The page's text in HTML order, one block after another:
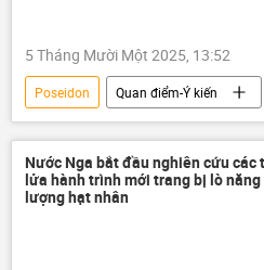
5 Tháng Mười Một 2025, 13:52
Poseidon Quan điểm-Ý kiến
Burevestnik
Nga
Thế giới
Quân sự
Nước Nga bắt đầu nghiên cứu các
lửa hành trình mới trang bị lò năng
lượng hạt nhân